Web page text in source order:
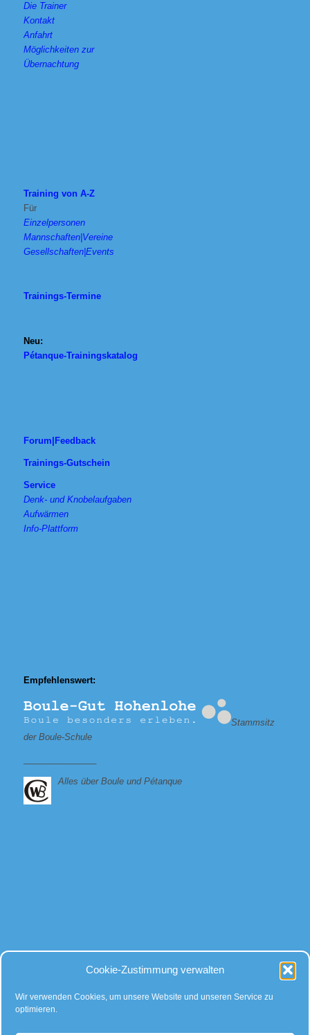
Cookie-Zustimmung verwalten
Wir verwenden Cookies, um unsere Website und unseren Service zu
optimieren.
Die Trainer
Kontakt
Anfahrt
Möglichkeiten zur
Übernachtung
Training von A-Z
Für
Einzelpersonen
Mannschaften|Vereine
Gesellschaften|Events
Trainings-Termine
Neu:
Pétanque-Trainingskatalog
Forum|Feedback
Trainings-Gutschein
Service
Denk- und Knobelaufgaben
Aufwärmen
Info-Plattform
Empfehlenswert:
Stammsitz
der Boule-Schule
Alles über Boule und Pétanque
Bei allen Fragen
rund um Kugeln und Zubehör, gibt es für uns nur eine Antwort:
Kompetente Beratung – faire Preise!